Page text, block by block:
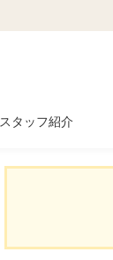
スタッフ紹介